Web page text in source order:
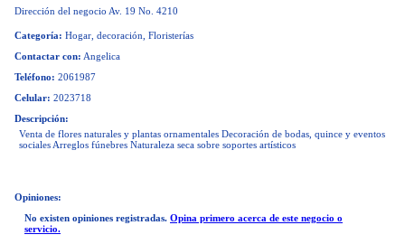
Dirección del negocio Av. 19 No. 4210
Categoría: Hogar, decoración, Floristerías
Contactar con: Angelica
Teléfono: 2061987
Celular: 2023718
Descripción:
Venta de flores naturales y plantas ornamentales Decoración de bodas, quince y eventos
sociales Arreglos fúnebres Naturaleza seca sobre soportes artísticos
Opiniones:
No existen opiniones registradas. Opina primero acerca de este negocio o
servicio.